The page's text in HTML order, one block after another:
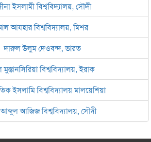
ইসলামী বিশ্ববিদ্যালয়, সৌদী
আযহার বিশ্ববিদ্যালয়, মিশর
দারুল উলুম দেওবন্দ, ভারত
বিশ্ববিদ্যালয়, ইরাক
ইসলামি বিশ্ববিদ্যালয় মালয়েশিয়া
আজিজ বিশ্ববিদ্যালয়, সৌদী